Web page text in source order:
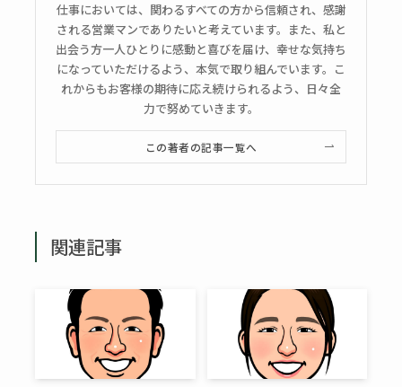
仕事においては、関わるすべての方から信頼され、感謝
される営業マンでありたいと考えています。また、私と
出会う方一人ひとりに感動と喜びを届け、幸せな気持ち
になっていただけるよう、本気で取り組んでいます。こ
れからもお客様の期待に応え続けられるよう、日々全
力で努めていきます。
この著者の記事一覧へ
関連記事